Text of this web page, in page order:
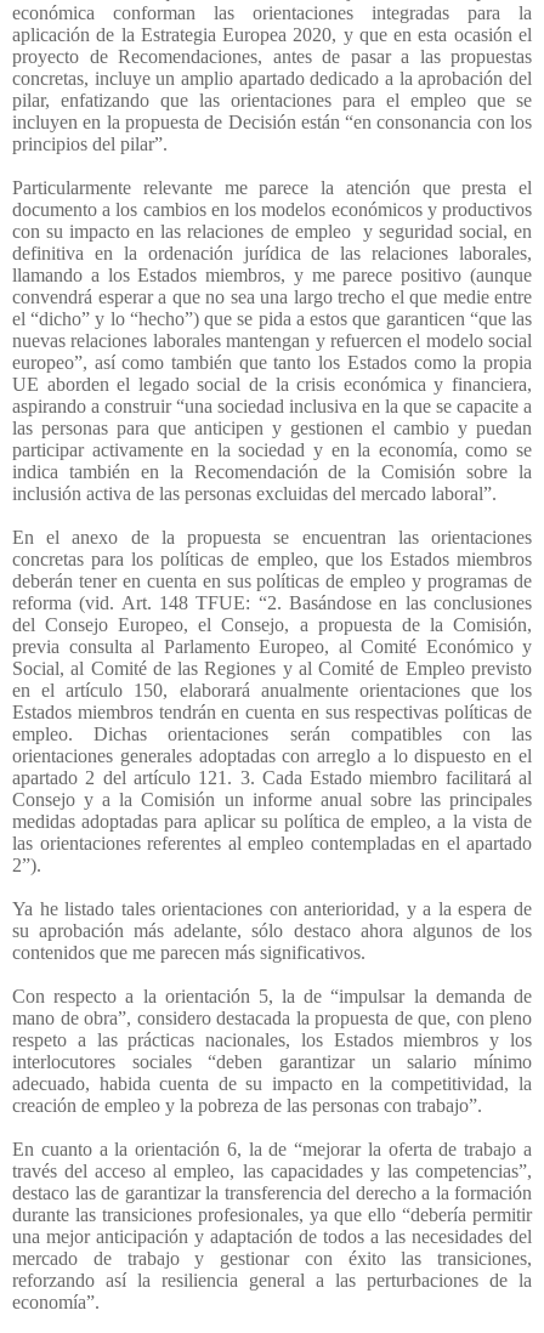
económica conforman las orientaciones integradas para la
aplicación de la Estrategia Europea 2020, y que en esta ocasión el
proyecto de Recomendaciones, antes de pasar a las propuestas
concretas, incluye un amplio apartado dedicado a la aprobación del
pilar, enfatizando que las orientaciones para el empleo que se
incluyen en la propuesta de Decisión están “en consonancia con los
principios del pilar”.
Particularmente relevante me parece la atención que presta el
documento a los cambios en los modelos económicos y productivos
con su impacto en las relaciones de empleo
y seguridad social, en
definitiva en la ordenación jurídica de las relaciones laborales,
llamando a los Estados miembros, y me parece positivo (aunque
convendrá esperar a que no sea una largo trecho el que medie entre
el “dicho” y lo “hecho”) que se pida a estos que garanticen “que las
nuevas relaciones laborales mantengan y refuercen el modelo social
europeo”, así como también que tanto los Estados como la propia
UE aborden el legado social de la crisis económica y financiera,
aspirando a construir “una sociedad inclusiva en la que se capacite a
las personas para que anticipen y gestionen el cambio y puedan
participar activamente en la sociedad y en la economía, como se
indica también en la Recomendación de la Comisión sobre la
inclusión activa de las personas excluidas del mercado laboral”.
En el anexo de la propuesta se encuentran las orientaciones
concretas para los políticas de empleo, que los Estados miembros
deberán tener en cuenta en sus políticas de empleo y programas de
reforma (vid. Art. 148 TFUE: “2. Basándose en las conclusiones
del Consejo Europeo, el Consejo, a propuesta de la Comisión,
previa consulta al Parlamento Europeo, al Comité Económico y
Social, al Comité de las Regiones y al Comité de Empleo previsto
en el artículo 150, elaborará anualmente orientaciones que los
Estados miembros tendrán en cuenta en sus respectivas políticas de
empleo. Dichas orientaciones serán compatibles con las
orientaciones generales adoptadas con arreglo a lo dispuesto en el
apartado 2 del artículo 121. 3. Cada Estado miembro facilitará al
Consejo y a la Comisión un informe anual sobre las principales
medidas adoptadas para aplicar su política de empleo, a la vista de
las orientaciones referentes al empleo contempladas en el apartado
2”).
Ya he listado tales orientaciones con anterioridad, y a la espera de
su aprobación más adelante, sólo destaco ahora algunos de los
contenidos que me parecen más significativos.
Con respecto a la orientación 5, la de “impulsar la demanda de
mano de obra”, considero destacada la propuesta de que, con pleno
respeto a las prácticas nacionales, los Estados miembros y los
interlocutores sociales “deben garantizar un salario mínimo
adecuado, habida cuenta de su impacto en la competitividad, la
creación de empleo y la pobreza de las personas con trabajo”.
En cuanto a la orientación 6, la de “mejorar la oferta de trabajo a
través del acceso al empleo, las capacidades y las competencias”,
destaco las de garantizar la transferencia del derecho a la formación
durante las transiciones profesionales, ya que ello “debería permitir
una mejor anticipación y adaptación de todos a las necesidades del
mercado de trabajo y gestionar con éxito las transiciones,
reforzando así la resiliencia general a las perturbaciones de la
economía”.